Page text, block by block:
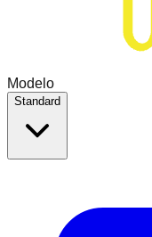
Modelo
Standard